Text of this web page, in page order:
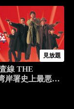
見放題
線 THE
岸署史上最悪の